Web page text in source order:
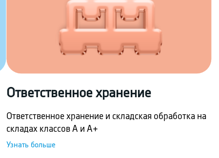
Ответственное хранение
Ответственное хранение и складская обработка на
складах классов А и А+
Узнать больше